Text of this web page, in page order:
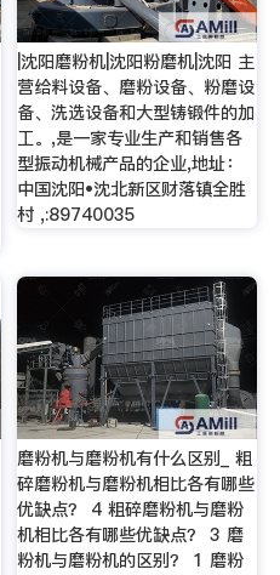
|沈阳磨粉机|沈阳粉磨机|沈阳 主
营给料设备、磨粉设备、粉磨设
备、洗选设备和大型铸锻件的加
工。,是一家专业生产和销售各
型振动机械产品的企业,地址：
中国沈阳•沈北新区财落镇全胜
村 ,:89740035
磨粉机与磨粉机有什么区别_ 粗
碎磨粉机与磨粉机相比各有哪些
优缺点？ 4 粗碎磨粉机与磨粉
机相比各有哪些优缺点？ 3 磨
粉机与磨粉机的区别？ 1 磨粉